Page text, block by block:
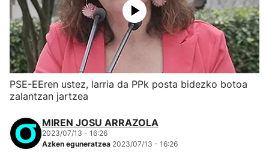
PSE-EEren ustez, larria da PPk posta bidezko botoa
zalantzan jartzea
MIREN JOSU ARRAZOLA
2023/07/13 - 16:26
Azken eguneratzea 2023/07/13 - 16:26